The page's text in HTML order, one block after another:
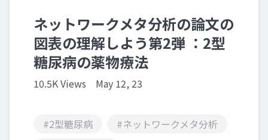
ネットワークメタ分析の論文の
図表の理解しよう第2弾 ：2型
糖尿病の薬物療法
10.5K Views May 12, 23
#2型糖尿病
#ネットワークメタ分析